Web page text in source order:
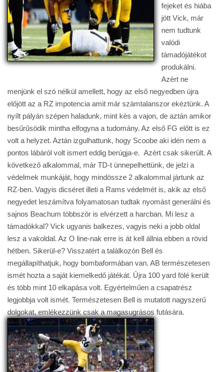
fejeket és hiába
jött Vick, már
nem tudtunk
valódi
támadójátékot
produkálni.
Azért ne
menjünk el szó nélkül amellett, hogy az első negyedben újra
előjött az a RZ impotencia amit már számtalanszor ekéztünk. A
nyílt pályán szépen haladunk, mint kés a vajon, de aztán amikor
besűrűsödik mintha elfogyna a tudomány. Az első FG előtt is ez
volt a helyzet. Aztán izgulhattunk, hogy Scoobe aki idén nem a
pontos lábáról volt ismert eddig berúgja-e. Azért csak sikerült. A
következő alkalommal, már TD-t ünnepelhettünk, de jelzi a
védelmek munkáját, hogy mindössze 2 alkalommal jártunk az
RZ-ben. Vagyis dicséret illeti a Rams védelmét is, akik az első
negyedet leszámítva folyamatosan tudtak nyomást generálni és
sajnos Beachum többször is elvérzett a harcban. Mi lesz a
támadókkal? Vick ugyanis balkezes, vagyis neki a jobb oldal
lesz a vakoldal. Az O line-nak erre is át kell állnia ebben a rövid
hétben. Sikerül-e? Visszatért a találkozón Bell és
megállapíthatjuk, hogy bombaformában van. AB természetesen
ismét hozta a saját kiemelkedő játékát. Újra 100 yard fölé került
és több mint 10 elkapása volt. Egyértelműen a csapatrész
legjobbja volt ismét. Természetesen Bell is mutatott nagyszerű
dolgokat, emlékezzünk csak a magasugrásos futására.